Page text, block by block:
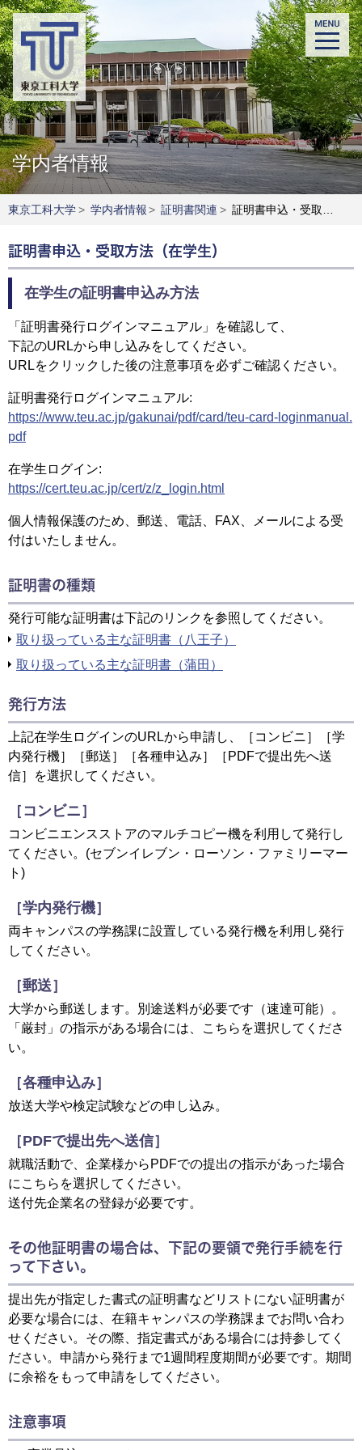
学内者情報
東京工科大学> 学内者情報 > 証明書関連 > 証明書申込・受取方法（在学生）
証明書申込・受取方法（在学生）
在学生の証明書申込み方法
「証明書発行ログインマニュアル」を確認して、
下記のURLから申し込みをしてください。
URLをクリックした後の注意事項を必ずご確認ください。
証明書発行ログインマニュアル:
https://www.teu.ac.jp/gakunai/pdf/card/teu-card-loginmanual.
pdf
在学生ログイン:
https://cert.teu.ac.jp/cert/z/z_login.html
個人情報保護のため、郵送、電話、FAX、メールによる受
付はいたしません。
証明書の種類
発行可能な証明書は下記のリンクを参照してください。
取り扱っている主な証明書（八王子）
取り扱っている主な証明書（蒲田）
発行方法
上記在学生ログインのURLから申請し、［コンビニ］［学
内発行機］［郵送］［各種申込み］［PDFで提出先へ送
信］を選択してください。
［コンビニ］
コンビニエンスストアのマルチコピー機を利用して発行し
てください。(セブンイレブン・ローソン・ファミリーマー
ト)
［学内発行機］
両キャンパスの学務課に設置している発行機を利用し発行
してください。
［郵送］
大学から郵送します。別途送料が必要です（速達可能）。
「厳封」の指示がある場合には、こちらを選択してくださ
い。
［各種申込み］
放送大学や検定試験などの申し込み。
［PDFで提出先へ送信］
就職活動で、企業様からPDFでの提出の指示があった場合
にこちらを選択してください。
送付先企業名の登録が必要です。
その他証明書の場合は、下記の要領で発行手続を行
って下さい。
提出先が指定した書式の証明書などリストにない証明書が
必要な場合には、在籍キャンパスの学務課までお問い合わ
せください。その際、指定書式がある場合には持参してく
ださい。申請から発行まで1週間程度期間が必要です。期間
に余裕をもって申請をしてください。
注意事項